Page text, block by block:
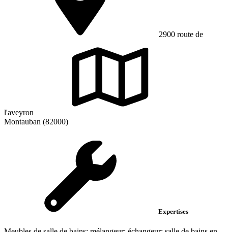
2900 route de
l'aveyron
Montauban (82000)
Expertises